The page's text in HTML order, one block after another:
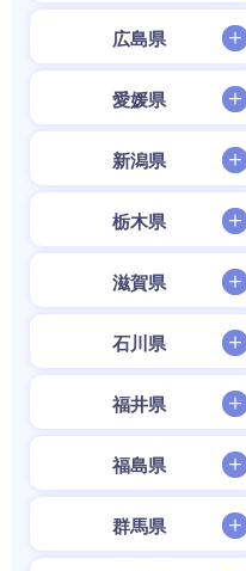
広島県
愛媛県
新潟県
栃木県
滋賀県
石川県
福井県
福島県
群馬県